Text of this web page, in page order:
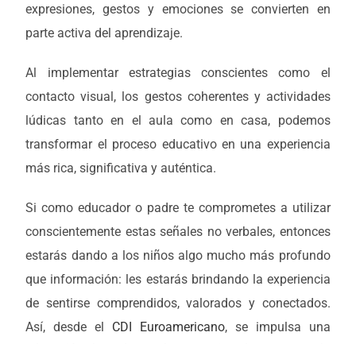
expresiones, gestos y emociones se convierten en
parte activa del aprendizaje.
Al implementar estrategias conscientes como el
contacto visual, los gestos coherentes y actividades
lúdicas tanto en el aula como en casa, podemos
transformar el proceso educativo en una experiencia
más rica, significativa y auténtica.
Si como educador o padre te comprometes a utilizar
conscientemente estas señales no verbales, entonces
estarás dando a los niños algo mucho más profundo
que información: les estarás brindando la experiencia
de sentirse comprendidos, valorados y conectados.
Así, desde el CDI Euroamericano, se impulsa una